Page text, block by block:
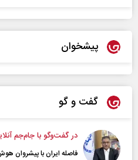
پیشخوان
گفت و گو
در گفت‌و‌گو با جام‌جم
فاصله ایران با پیشرو‌ان